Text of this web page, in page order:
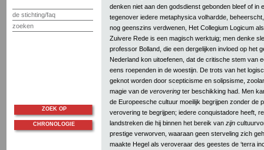
de stichting/faq
zoeken
denken niet aan den godsdienst gebonden bleef of in
tegenover iedere metaphysica volhardde,
nog geenszins verdwenen, Het Collegium Logicum
Zuivere Rede is een magisch werktuig; men denke
professor Bolland, die een dergelijken invloed op het
Nederland kon uitoefenen, dat de critische stem van
eens roependen in de woestijn. De trots van het
geknot worden door scepticisme en solipsisme,
magie van de verovering ter beschikking had. Men
de Europeesche cultuur moeilijk begrijpen zonder de
verovering te begrijpen; iedere conquistadore heeft,
landstreken die hij binnen het bereik van zijn
prestige verworven, waaraan geen sterveling zich
maakte Hegel als veroveraar des geestes de ‘terra
ZOEK OP
CHRONOLOGIE